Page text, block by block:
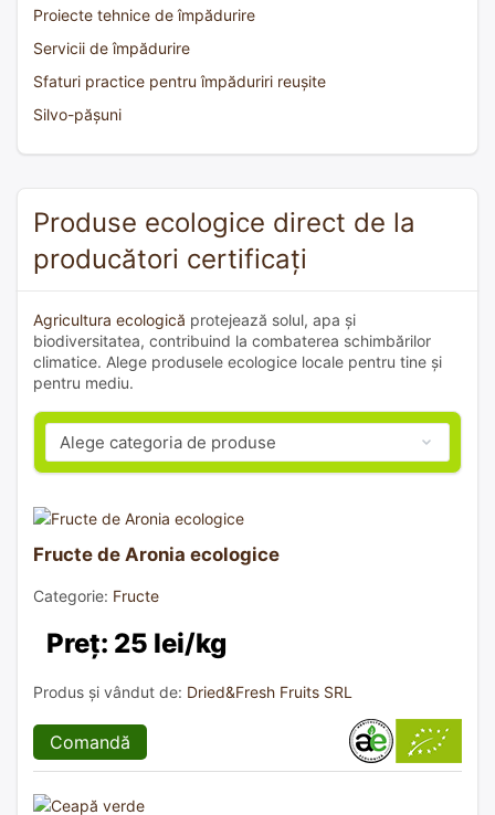
Proiecte tehnice de împădurire
Servicii de împădurire
Sfaturi practice pentru împăduriri reușite
Silvo-pășuni
Produse ecologice direct de la
producători certificați
Agricultura ecologică protejează solul, apa și
biodiversitatea, contribuind la combaterea schimbărilor
climatice. Alege produsele ecologice locale pentru tine și
pentru mediu.
Fructe de Aronia ecologice
Categorie: Fructe
Preț: 25 lei/kg
Produs și vândut de: Dried&Fresh Fruits SRL
Comandă